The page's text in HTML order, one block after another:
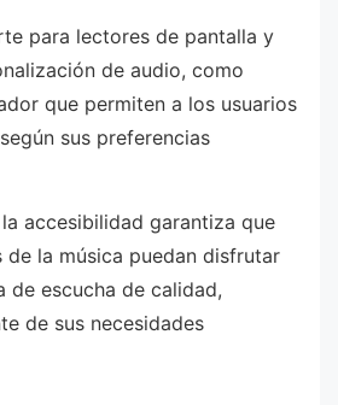
para lectores de pantalla y
de audio, como
que permiten a los usuarios
sus preferencias
accesibilidad garantiza que
la música puedan disfrutar
de escucha de calidad,
de sus necesidades